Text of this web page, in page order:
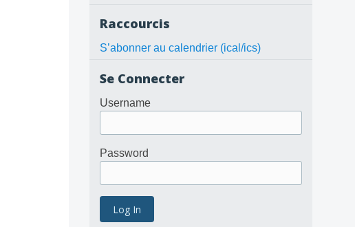
Raccourcis
S’abonner au calendrier (ical/ics)
Se Connecter
Username
Password